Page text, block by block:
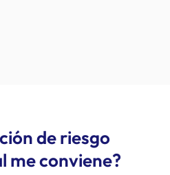
de riesgo
me conviene?